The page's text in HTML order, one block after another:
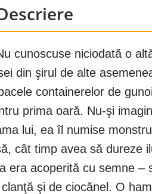
cunoscuse niciodată o
din şirul de alte
containerelor de
prima oară. Nu-şi
lui, ea îl numise
cât timp avea să dureze
era acoperită cu semne –
şi de ciocănel. O